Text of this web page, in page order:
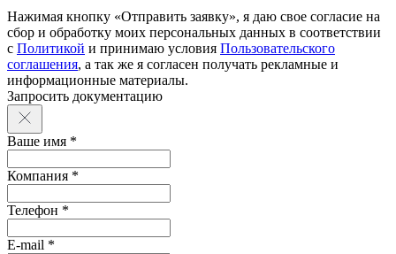
Нажимая кнопку «Отправить заявку», я даю свое согласие на
сбор и обработку моих персональных данных в соответствии
с Политикой и принимаю условия Пользовательского
соглашения, а так же я согласен получать рекламные и
информационные материалы.
Запросить документацию
Ваше имя *
Компания *
Телефон *
E-mail *